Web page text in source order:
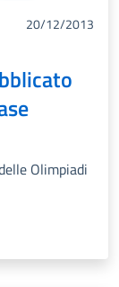
20/12/2013
Olimpiadi